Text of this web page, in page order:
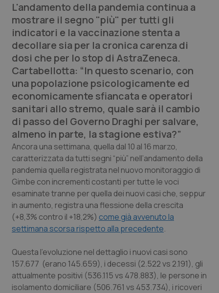
QS Pro
Professionisti Sanitari.AI
Abruzzo
Basilicata
Calabria
Campania
Emilia-Romagna
Friuli Venezia Giulia
Lazio
Liguria
Lombardia
QS Pro Gold
Artrite & artrosi
Asma & BPCO
Car-T
Colesterolo & coronaropatie
Dermatite Atopica
Diabete & glucometri
Disturbi dell’umore
Dolore
QS Club Newsletter
L'andamento della pandemia continua a
mostrare il segno "più" per tutti gli
indicatori e la vaccinazione stenta a
decollare sia per la cronica carenza di
dosi che per lo stop di AstraZeneca.
Cartabellotta: “In questo scenario, con
una popolazione psicologicamente ed
economicamente sfiancata e operatori
sanitari allo stremo, quale sarà il cambio
di passo del Governo Draghi per salvare,
almeno in parte, la stagione estiva?”
Ancora una settimana, quella dal 10 al 16 marzo,
caratterizzata da tutti segni “più” nell’andamento della
pandemia quella registrata nel nuovo monitoraggio di
Gimbe con incrementi costanti per tutte le voci
esaminate tranne per quella dei nuovi casi che, seppur
in aumento, registra una flessione della crescita
(+8,3% contro il +18,2%) come già avvenuto la
settimana scorsa rispetto alla precedente.
Questa l’evoluzione nel dettaglio i nuovi casi sono
157.677 (erano 145.659), i decessi (2.522 vs 2.191), gli
attualmente positivi (536.115 vs 478.883), le persone in
isolamento domiciliare (506.761 vs 453.734), i ricoveri